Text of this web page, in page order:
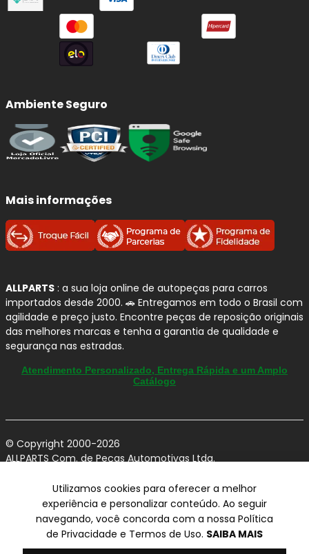
Ambiente Seguro
Mais informações
ALLPARTS : a sua loja online de autopeças para carros
importados desde 2000. 🚗 Entregamos em todo o Brasil com
agilidade e preço justo. Encontre peças de reposição originais
das melhores marcas e tenha a garantia de qualidade e
segurança nas estradas.
Atendimento Personalizado, Entrega Rápida e um Amplo
Catálogo
© Copyright 2000-2026
ALLPARTS Com. de Peças Automotivas Ltda.
Claudina - Vinhedo/SP - CEP 13284-480.
Preços, condições de pagamento e frete exclusivos para compras via
internet utilizando CPF, podendo variar na Loja Física e Televendas.
Preços e descontos podem variar no checkout.
Utilizamos cookies para oferecer a melhor
experiência e personalizar conteúdo. Ao seguir
navegando, você concorda com a nossa Política
de Privacidade e Termos de Uso. SAIBA MAIS